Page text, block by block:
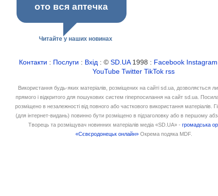
ото вся аптечка
Читайте у наших новинах
Контакти : Послуги : Вхід : ©SD.UA1998 : Facebook Instagram
YouTube Twitter TikTok rss
Використання будь-яких матеріалів, розміщених на сайті sd.ua, дозволяється
прямого і відкритого для пошукових систем гіперпосилання на сайт sd.ua.
розміщено в незалежності від повного або часткового використання матеріалів.
(для інтернет-видань) повинно бути розміщено в підзаголовку або в першому
Творець та розміщувач новинних матеріалів медіа «SD.UA» -громадська
«Сєвєродонецьк онлайн» Окрема подяка MDF.